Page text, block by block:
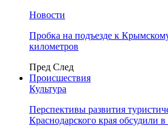
Новости
Пробка на подъезде к
километров
Пред След
Происшествия
Культура
Перспективы развития
Краснодарского края обсудили